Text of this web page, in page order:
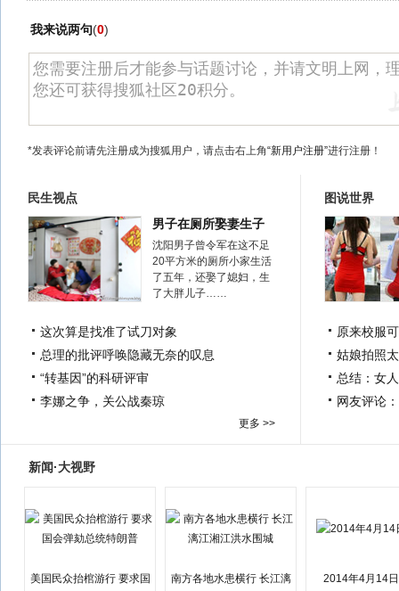
我来说两句(0)
*发表评论前请先注册成为搜狐用户，请点击右上角“新用户注册”进行注册！
民生视点
男子在厕所娶妻生子
沈阳男子曾令军在这不足
20平方米的厕所小家生活
了五年，还娶了媳妇，生
了大胖儿子……
这次算是找准了试刀对象
总理的批评呼唤隐藏无奈的叹息
“转基因”的科研评审
李娜之争，关公战秦琼
更多 >>
图说世界
原来校服
姑娘拍照
总结：女
网友评论
新闻·大视野
美国民众抬棺游行 要求国
南方各地水患横行 长江漓
2014年4月14